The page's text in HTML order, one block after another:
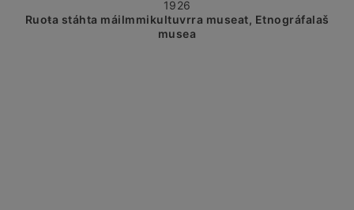
1926
Ruoŧa stáhta máilmmikultuvrra museat, Etnográfalaš
musea